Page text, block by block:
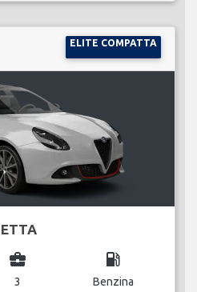
ELITE COMPATTA
business_center
3
local_gas_station
Benzina